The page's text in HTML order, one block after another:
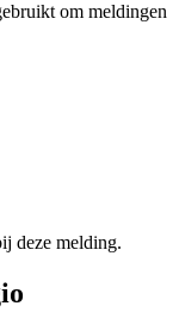
om meldingen
deze melding.